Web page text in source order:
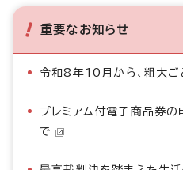
重要なお知らせ
令和8年10月から、粗大ご
プレミアム付電子商品券
で